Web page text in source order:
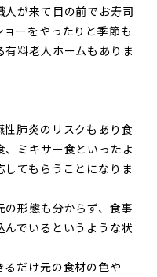
が来て目の前でお寿司
ーをやったりと季節も
料老人ホームもありま
肺炎のリスクもあり食
ミキサー食といったよ
てもらうことになりま
形態も分からず、食事
でいるというような状
だけ元の食材の色や